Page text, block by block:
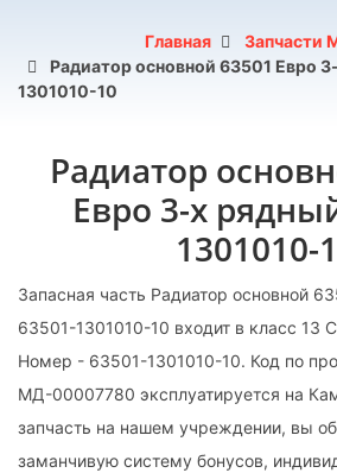
Главная
Запчасти
Радиатор основной 63501 Евро
1301010-10
Радиатор
Евро 3-х
1301010-
Запасная часть Радиатор основной
63501-1301010-10 входит в класс 13
Номер - 63501-1301010-10. Код по
МД-00007780 эксплуатируется на
запчасть на нашем учреждении, вы
заманчивую систему бонусов,